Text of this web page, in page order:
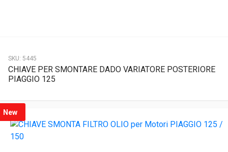
SKU: 5445
CHIAVE PER SMONTARE DADO VARIATORE POSTERIORE
PIAGGIO 125
New